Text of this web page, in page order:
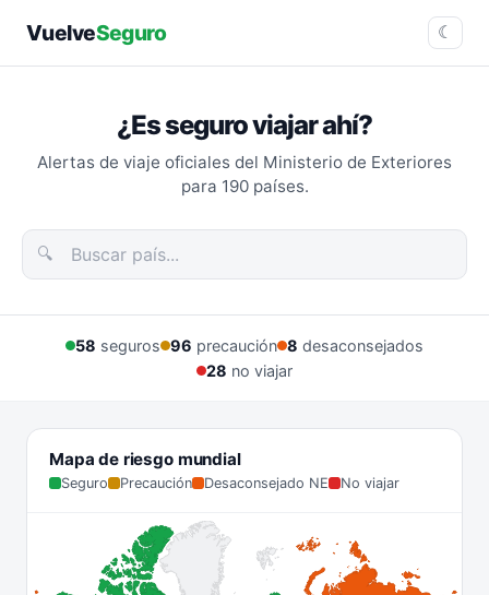
VuelveSeguro ☾
¿Es seguro viajar ahí?
Alertas de viaje oficiales del Ministerio de Exteriores
para 190 países.
🔍
58 seguros 96 precaución 8 desaconsejados
28 no viajar
Mapa de riesgo mundial
Seguro Precaución Desaconsejado NE No viajar